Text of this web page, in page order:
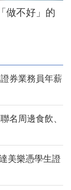
做不好」的
券業務員年薪
名周邊食飲、
美樂憑學生證